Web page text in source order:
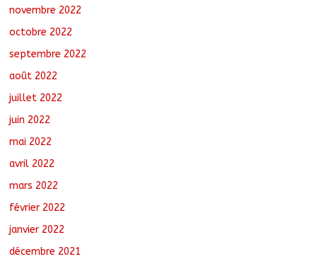
novembre 2022
octobre 2022
septembre 2022
août 2022
juillet 2022
juin 2022
mai 2022
avril 2022
mars 2022
février 2022
janvier 2022
décembre 2021